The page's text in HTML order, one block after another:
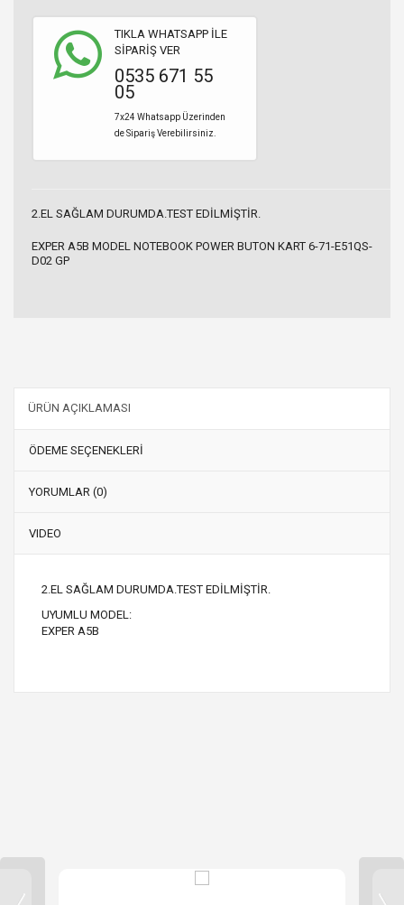
TIKLA WHATSAPP İLE
SİPARİŞ VER
0535 671 55
05
7x24 Whatsapp Üzerinden
de Sipariş Verebilirsiniz.
2.EL SAĞLAM DURUMDA.TEST EDİLMİŞTİR.
EXPER A5B MODEL NOTEBOOK POWER BUTON KART 6-71-E51QS-
D02 GP
ÜRÜN AÇIKLAMASI
ÖDEME SEÇENEKLERİ
YORUMLAR (0)
VIDEO
2.EL SAĞLAM DURUMDA.TEST EDİLMİŞTİR.
UYUMLU MODEL:
EXPER A5B